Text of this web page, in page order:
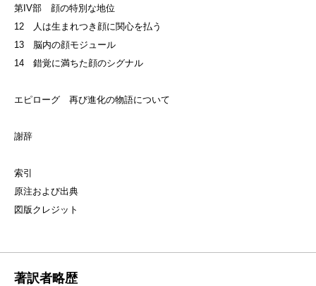
第IV部 顔の特別な地位
12 人は生まれつき顔に関心を払う
13 脳内の顔モジュール
14 錯覚に満ちた顔のシグナル
エピローグ 再び進化の物語について
謝辞
索引
原注および出典
図版クレジット
著訳者略歴